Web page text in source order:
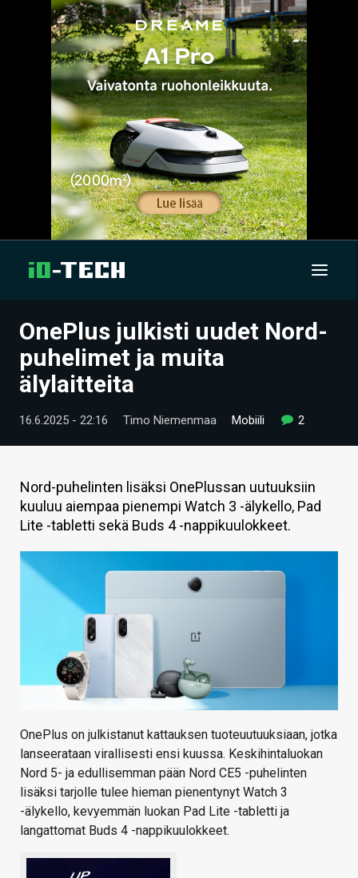
UUTISET
ARTIKKELIT
VIDEOT
TECHBBS
TIETOA
HINTA.FI
VAIHDA TEEMA
HAKU
OnePlus julkisti uudet Nord-
puhelimet ja muita
älylaitteita
16.6.2025 - 22:16 Timo Niemenmaa Mobiili 2
Nord-puhelinten lisäksi OnePlussan uutuuksiin
kuuluu aiempaa pienempi Watch 3 -älykello, Pad
Lite -tabletti sekä Buds 4 -nappikuulokkeet.
OnePlus on julkistanut kattauksen tuoteuutuuksiaan, jotka
lanseerataan virallisesti ensi kuussa. Keskihintaluokan
Nord 5- ja edullisemman pään Nord CE5 -puhelinten
lisäksi tarjolle tulee hieman pienentynyt Watch 3
-älykello, kevyemmän luokan Pad Lite -tabletti ja
langattomat Buds 4 -nappikuulokkeet.